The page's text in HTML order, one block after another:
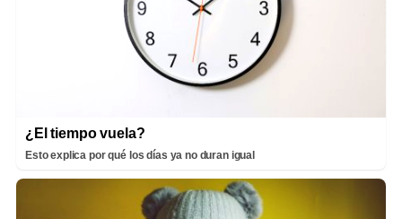
¿El tiempo vuela?
Esto explica por qué los días ya no duran igual